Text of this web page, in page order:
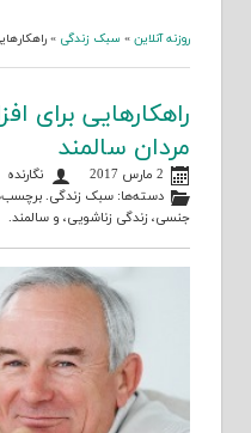
روزنه آنلاین » سبک زندگی »
راهکارهایی برای
مردان سالمند
2 مارس 2017
نگارنده
دسته‌ها:سبک زندگی.
جنسی، زندگی زناشویی، و سالمند.